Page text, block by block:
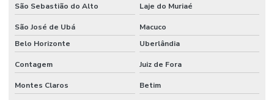
Limpeza E Conservação
Limpeza E Conservação De Ambientes Corporativos
Limpeza de espaços corporativos
Limpeza Especializada Para Ambientes Comerciais
São Sebastião do Alto Laje do Muriaé
São José de Ubá
Macuco
Belo Horizonte
Uberlândia
Contagem Juiz de Fora
Montes Claros Betim